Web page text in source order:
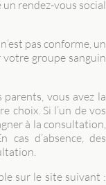
rendez-vous social
pas conforme, un
groupe sanguin
parents, vous avez la
choix. Si l’un de vos
à la consultation,
cas d’absence, des
sur le site suivant :